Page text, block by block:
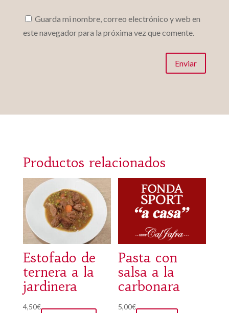
Guarda mi nombre, correo electrónico y web en
este navegador para la próxima vez que comente.
Enviar
Productos relacionados
Estofado de
ternera a la
jardinera
4,50€
Pasta con
salsa a la
carbonara
5,00€